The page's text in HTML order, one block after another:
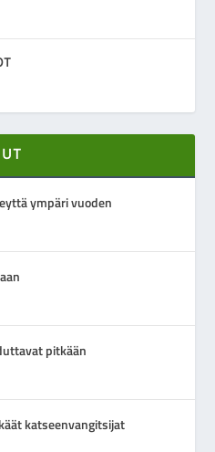
ympäri vuoden
pitkään
katseenvangitsijat